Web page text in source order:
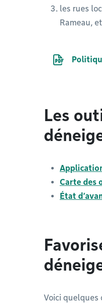
les rues
Rameau,
Document
Les
Carte des
État
Voici quelques